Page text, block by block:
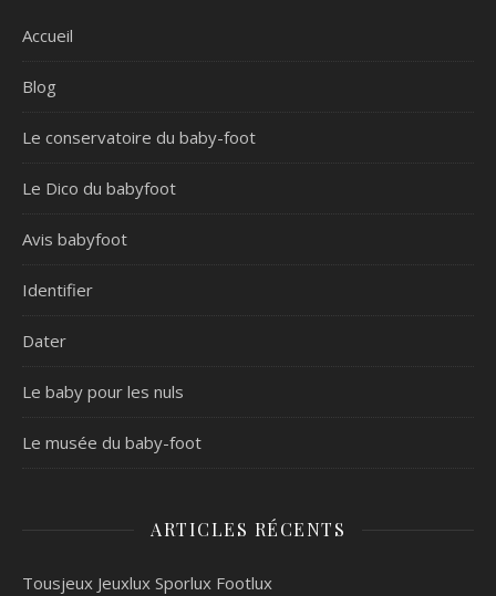
Accueil
Blog
Le conservatoire du baby-foot
Le Dico du babyfoot
Avis babyfoot
Identifier
Dater
Le baby pour les nuls
Le musée du baby-foot
ARTICLES RÉCENTS
Tousjeux Jeuxlux Sporlux Footlux